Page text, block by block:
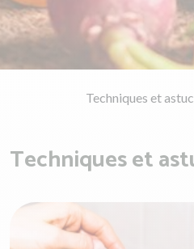
Techniques et
Techniques et